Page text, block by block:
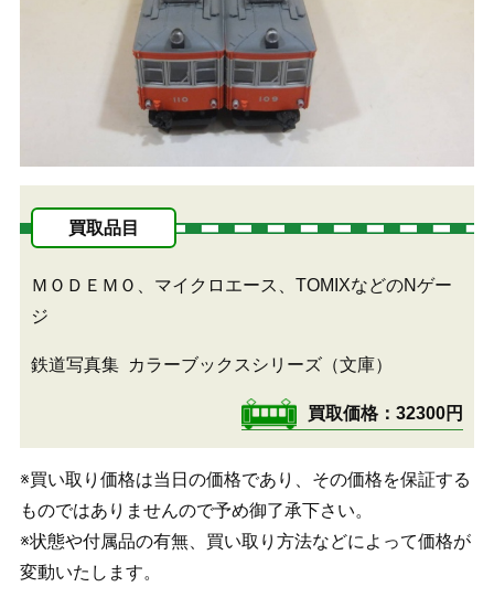
買取品目
ＭＯＤＥＭＯ、マイクロエース、TOMIXなどのNゲー
ジ
鉄道写真集 カラーブックスシリーズ（文庫）
買取価格 32300円
※買い取り価格は当日の価格であり、その価格を保証する
ものではありませんので予め御了承下さい。
※状態や付属品の有無、買い取り方法などによって価格が
変動いたします。